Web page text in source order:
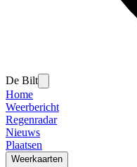
De Bilt
Home
Weerbericht
Regenradar
Nieuws
Plaatsen
Weerkaarten